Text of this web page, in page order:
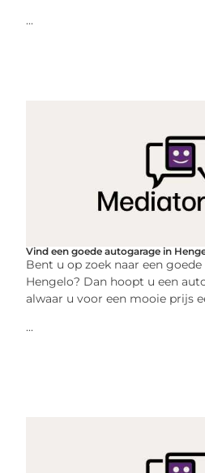
...
Vind een goede autogarage in
Bent u op zoek naar een
Hengelo? Dan hoopt u een
alwaar u voor een mooie prijs
...